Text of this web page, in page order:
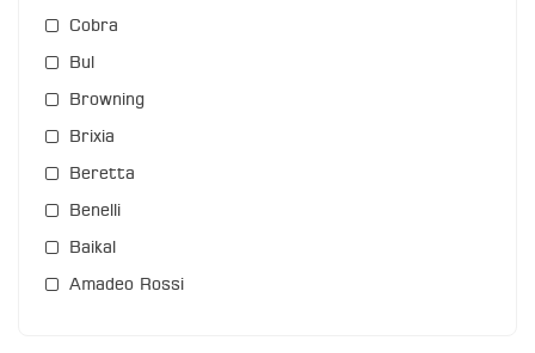
Cobra
Bul
Browning
Brixia
Beretta
Benelli
Baikal
Amadeo Rossi